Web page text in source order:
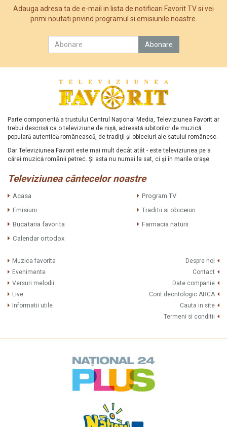
Adauga adresa ta de e-mail in lista de notificari Favorit TV si vei
primi noutati privind programul si emisiunile noastre.
Parte componentă a trustului Centrul Naţional Media, Televiziunea Favorit ar
trebui descrisă ca o televiziune de nişă, adresată iubitorilor de muzică
populară autentică românească, de tradiţii şi obiceiuri ale satului românesc.
Dar Televiziunea Favorit este mai mult decât atât - este televiziunea pe a
cărei muzică românii petrec. Şi asta nu numai la sat, ci şi în marile oraşe.
Televiziunea cântecelor noastre
Acasa
Program TV
Emisiuni
Traditii si obiceiuri
Bucataria favorita
Farmacia naturii
Calendar ortodox
Muzica favorita
Evenimente
Versuri melodii
Live
Informatii utile
Despre noi
Contact
Date companie
Cont deontologic ARCA
Cauta in site
Termeni si conditii